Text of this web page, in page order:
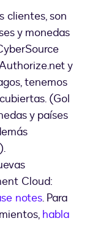
clientes, son
y monedas
y
tenemos
(Gol
y países
Cloud:
notes. Para
habla